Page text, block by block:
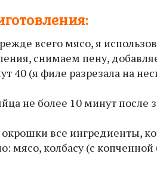
всего мясо, я
снимаем пену,
40 (я филе разрезала на
не более 10 минут
все ингредиенты,
мясо, колбасу (с